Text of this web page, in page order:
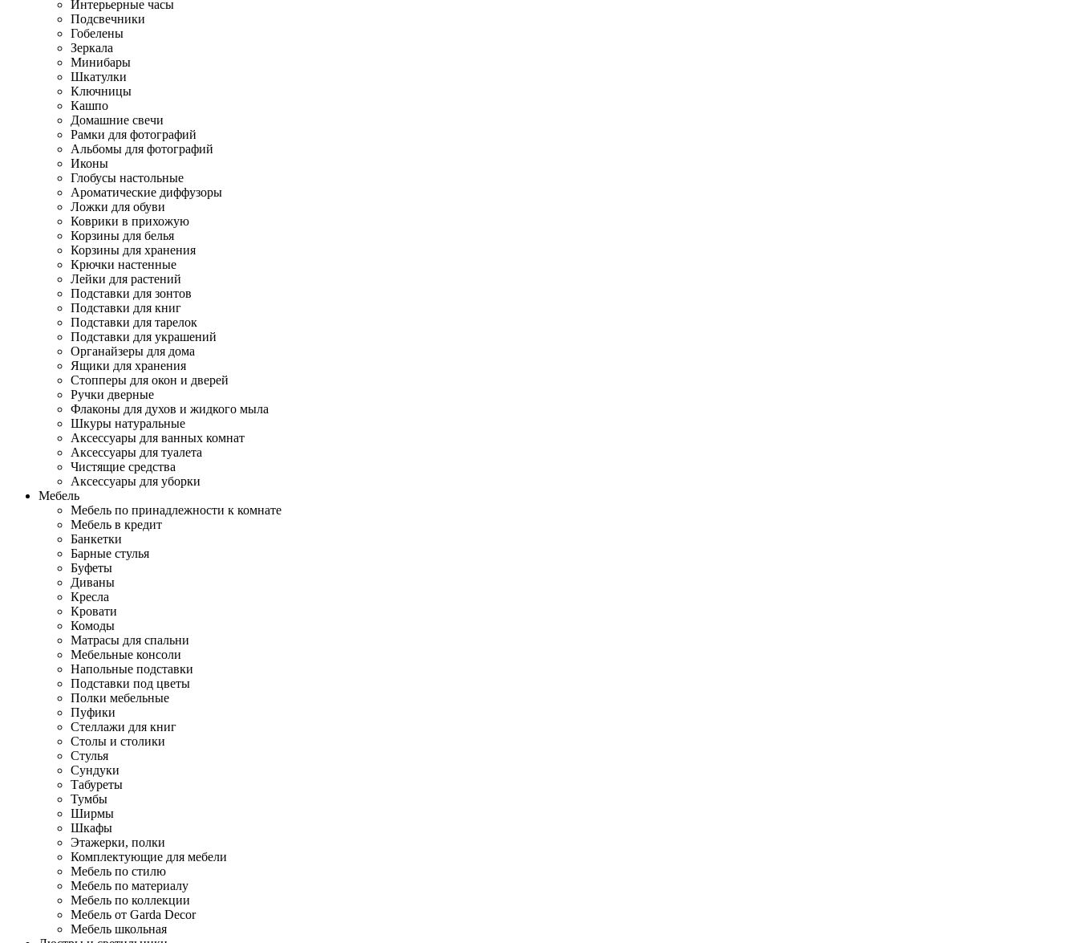
Интерьерные часы
Подсвечники
Гобелены
Зеркала
Минибары
Шкатулки
Ключницы
Кашпо
Домашние свечи
Рамки для фотографий
Альбомы для фотографий
Иконы
Глобусы настольные
Ароматические диффузоры
Ложки для обуви
Коврики в прихожую
Корзины для белья
Корзины для хранения
Крючки настенные
Лейки для растений
Подставки для зонтов
Подставки для книг
Подставки для тарелок
Подставки для украшений
Органайзеры для дома
Ящики для хранения
Стопперы для окон и дверей
Ручки дверные
Флаконы для духов и жидкого мыла
Шкуры натуральные
Аксессуары для ванных комнат
Аксессуары для туалета
Чистящие средства
Аксессуары для уборки
Мебель
Мебель по принадлежности к комнате
Мебель в кредит
Банкетки
Барные стулья
Буфеты
Диваны
Кресла
Кровати
Комоды
Матрасы для спальни
Мебельные консоли
Напольные подставки
Подставки под цветы
Полки мебельные
Пуфики
Стеллажи для книг
Столы и столики
Стулья
Сундуки
Табуреты
Тумбы
Ширмы
Шкафы
Этажерки, полки
Комплектующие для мебели
Мебель по стилю
Мебель по материалу
Мебель по коллекции
Мебель от Garda Decor
Мебель школьная